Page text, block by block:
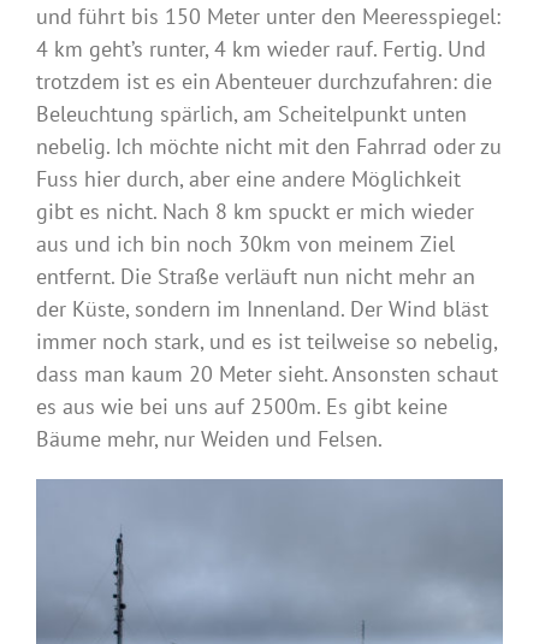
und führt bis 150 Meter unter den Meeresspiegel:
4 km geht’s runter, 4 km wieder rauf. Fertig. Und
trotzdem ist es ein Abenteuer durchzufahren: die
Beleuchtung spärlich, am Scheitelpunkt unten
nebelig. Ich möchte nicht mit den Fahrrad oder zu
Fuss hier durch, aber eine andere Möglichkeit
gibt es nicht. Nach 8 km spuckt er mich wieder
aus und ich bin noch 30km von meinem Ziel
entfernt. Die Straße verläuft nun nicht mehr an
der Küste, sondern im Innenland. Der Wind bläst
immer noch stark, und es ist teilweise so nebelig,
dass man kaum 20 Meter sieht. Ansonsten schaut
es aus wie bei uns auf 2500m. Es gibt keine
Bäume mehr, nur Weiden und Felsen.